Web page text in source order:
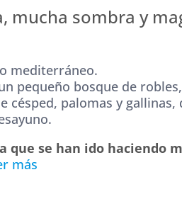
mucha sombra y
mediterráneo.
pequeño bosque de
palomas y gallinas,
que se han ido haciendo
más